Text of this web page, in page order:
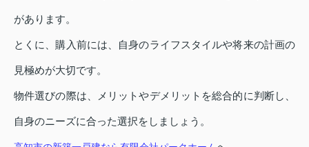
があります。
とくに、購入前には、自身のライフスタイルや将来の計画の
見極めが大切です。
物件選びの際は、メリットやデメリットを総合的に判断し、
自身のニーズに合った選択をしましょう。